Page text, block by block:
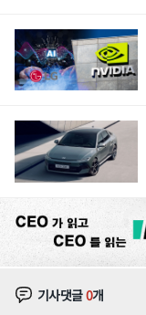
기사댓글0개